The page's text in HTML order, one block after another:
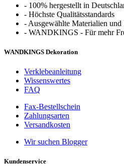
- 100% hergestellt in
- Höchste Qualitätsstandards
- Ausgewählte Materialien und
- WANDKINGS - Für mehr
WANDKINGS Dekoration
Verklebeanleitung
Wissenswertes
FAQ
Fax-Bestellschein
Zahlungsarten
Versandkosten
Wir suchen Blogger
Kundenservice